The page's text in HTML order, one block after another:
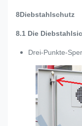
8Diebstahlschutz
8.1 Die
Drei-Punkte-